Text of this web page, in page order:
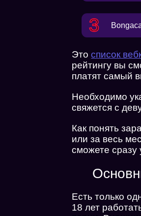
Этосписок
рейтингу вы
платят самый
Необходимо
свяжется с
Как понять
или за весь
сможете сразу
Есть только
18 лет